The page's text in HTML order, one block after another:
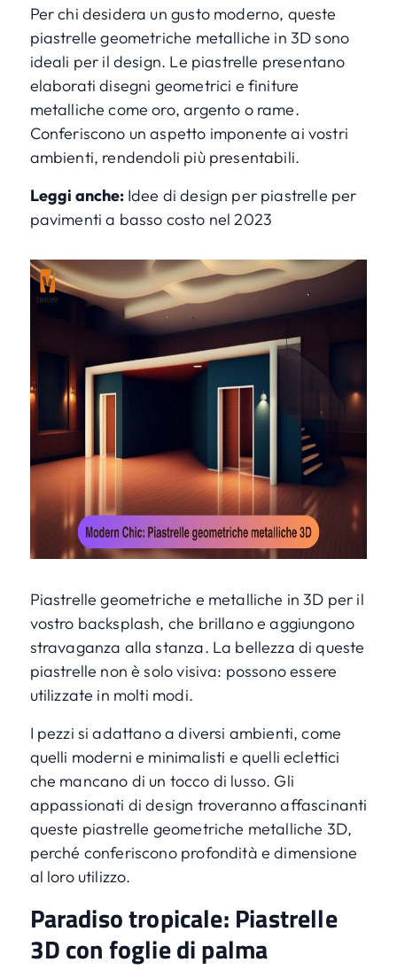
Per chi desidera un gusto moderno, queste
piastrelle geometriche metalliche in 3D sono
ideali per il design. Le piastrelle presentano
elaborati disegni geometrici e finiture
metalliche come oro, argento o rame.
Conferiscono un aspetto imponente ai vostri
ambienti, rendendoli più presentabili.
Leggi anche: Idee di design per piastrelle per
pavimenti a basso costo nel 2023
Piastrelle geometriche e metalliche in 3D per il
vostro backsplash, che brillano e aggiungono
stravaganza alla stanza. La bellezza di queste
piastrelle non è solo visiva: possono essere
utilizzate in molti modi.
I pezzi si adattano a diversi ambienti, come
quelli moderni e minimalisti e quelli eclettici
che mancano di un tocco di lusso. Gli
appassionati di design troveranno affascinanti
queste piastrelle geometriche metalliche 3D,
perché conferiscono profondità e dimensione
al loro utilizzo.
Paradiso tropicale: Piastrelle
3D con foglie di palma